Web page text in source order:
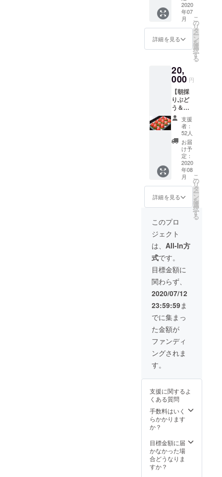
の掛け
合わせ
で2つの
良いと
ころが
です。
強い甘
みと酸
味のバ
ランス
が良
く、果
肉の中
まで
真っ赤
で とて
ジュー
シーで
濃厚で
いCベ
リー…
ティー
な強い
甘さと
程良い
コク深
く、 近
年人気
上昇中
の品種
です。
ビタミ
ンC含有
量が他
のいち
ごの1.5
倍で、
7粒食べ
なビタ
ミンCが
取れる
優れも
ので
す。 さ
品な香
りで、
程良い
す。 ※
ぷりん
は2020
年7月に
発送予
定、2回
送時点
で終了
となり
ます。
品種紹
介 章
姫…酸
味がほ
とんど
なく優
しい甘
さが特
徴のい
ちご。
果肉が
柔らか
く食べ
子供か
まで幅
広く人
気で
す。 紅
ほっ
ぺ…
「章
姫」と
のか」
の掛け
合わせ
で2つの
良いと
ころが
合わ
です。
強い甘
みと酸
味のバ
ランス
が良
まで
真っ赤
で とて
月1回
メール
での報
告、
3ヵ月に
1回写真
を同封
紙での
報告、
収穫時
期の1月
と3月に
いちご2
パック
（約
600g）
を発送
させて
いただ
きま
す。 ※
いちご
アイス
は2020
年7月に
発送予
定、2回
目のい
ちご発
送時点
で終了
となり
ます。
品種紹
介 章
姫…酸
味がほ
とんど
なく優
しい甘
さが特
徴のい
ちご。
果肉が
やすい
子供か
ら大人
まで幅
広く人
気で
ほっ
ぺ…
「章
姫」と
紙】 ス
イーツ
詰合せ
（生ク
リーム
イス10
本）
オー
ナー権
のセッ
トで
す。 い
ちご苗4
株の
オー
ナー様
になっ
ていた
だけま
す。 品
種は
ほっ
いCベ
リー・
か】の
中から1
つお選
び下さ
い。 10
植後毎
月1回
での報
告、
1回写真
紙での
報告、
収穫時
期の1月
と3月に
いちご2
600g）
を発送
させて
2020
年07
月
詳細を見る
こ
の
リ
タ
ー
ン
を
選
択
す
る
20,
000 円
【朝採
りぶど
う＆い
ちご
セット
＋感謝
の手
紙】 ぶ
どう
シーズ
ン、い
ちご
シーズ
ンそれ
ぞれ2回
ぶどう
やいち
ごの詰
合せ
（5000
円相
当）と
感謝の
手紙を
お送り
致しま
す。 ぶ
どう詰
合せ…8
月下
旬、9月
中旬頃
予定 品
ピオー
シャイ
ンマス
カット
など人
合せて
お届け
しま
支援
者：
52人
お届
け予
定：
2020
年08
月
詳細を見る
こ
の
リ
タ
ー
ン
を
選
択
す
る
このプロ
ジェクト
は、 All-In方
式です。
目標金額に
関わらず、
2020/07/12
23:59:59ま
でに集まっ
た金額が
ファンディ
ングされま
す。
支援に関するよ
くある質問
手数料はいく
らかかります
か？
目標金額に届
かなかった場
合どうなりま
すか？